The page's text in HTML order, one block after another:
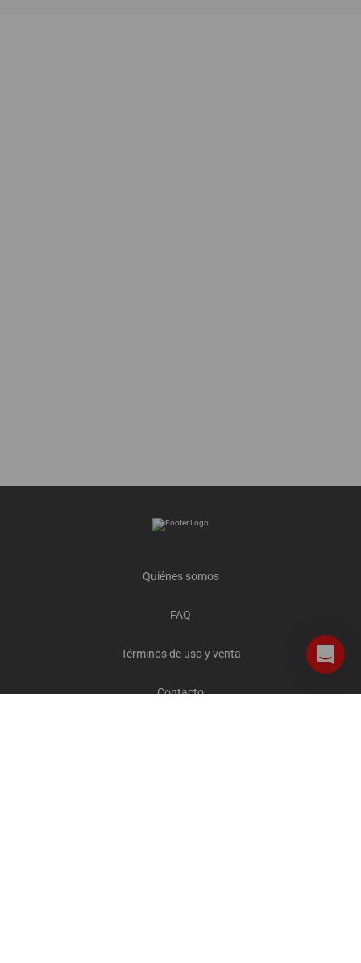
Quiénes somos
FAQ
Términos de uso y venta
Contacto